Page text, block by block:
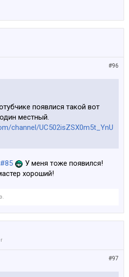
#96
появлися такой вот
местный.
channel/UC502isZSX0m5t_YnU
#85
У меня тоже появился!
хороший!
#97